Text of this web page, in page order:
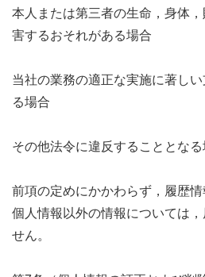
本人または第三者の生命，身体
害するおそれがある場合
当社の業務の適正な実施に著し
る場合
その他法令に違反することとなる
前項の定めにかかわらず，履歴
個人情報以外の情報については
せん。